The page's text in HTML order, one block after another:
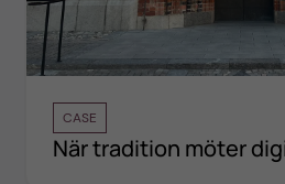
CASE
När tradition möter